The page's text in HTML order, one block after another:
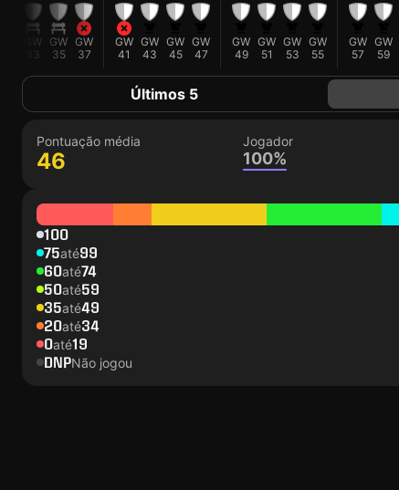
GW
33
GW
35
GW
37
GW
41
GW
43
GW
45
GW
47
GW
49
GW
51
GW
53
GW
55
GW
57
GW
59
Últimos 5
Pontuação média
46
Jogador
100%
100
75até99
60até74
50até59
35até49
20até34
0até19
DNPNão jogou